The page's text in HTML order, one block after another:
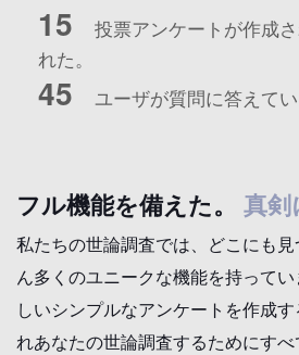
15
投票アンケートが作成
れた。
45 ユーザが質問に答えてい
フル機能を備えた。 真剣
私たちの世論調査では、どこにも
ん多くのユニークな機能を持って
しいシンプルなアンケートを作成
れあなたの世論調査するためにす